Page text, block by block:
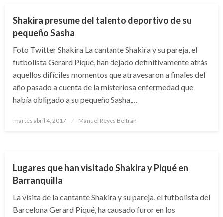
Shakira presume del talento deportivo de su
pequeño Sasha
Foto Twitter Shakira La cantante Shakira y su pareja, el
futbolista Gerard Piqué, han dejado definitivamente atrás
aquellos difíciles momentos que atravesaron a finales del
año pasado a cuenta de la misteriosa enfermedad que
había obligado a su pequeño Sasha,…
Publicado
martes abril 4, 2017 Manuel Reyes Beltran
Lugares que han visitado Shakira y Piqué en
Barranquilla
La visita de la cantante Shakira y su pareja, el futbolista del
Barcelona Gerard Piqué, ha causado furor en los